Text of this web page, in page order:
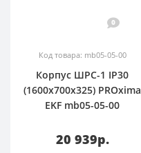
0
Код товара: mb05-05-00
Корпус ШРС-1 IP30
(1600х700х325) PROxima
EKF mb05-05-00
20 939р.